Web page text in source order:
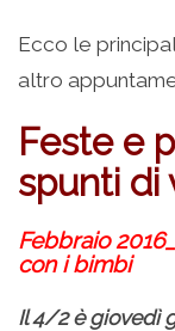
Ecco le
altro
Feste e
spunti di
Febbraio
con i bimbi
Il 4/2 è giovedì